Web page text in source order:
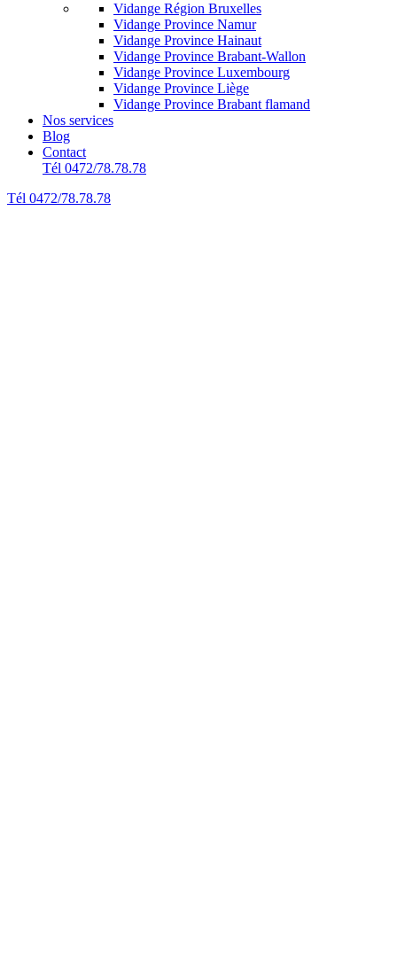
Vidange Région Bruxelles
Vidange Province Namur
Vidange Province Hainaut
Vidange Province Brabant-Wallon
Vidange Province Luxembourg
Vidange Province Liège
Vidange Province Brabant flamand
Nos services
Blog
Contact
Tél 0472/78.78.78
Tél 0472/78.78.78